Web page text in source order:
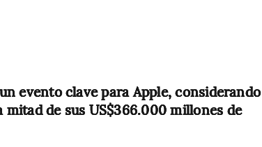
evento clave para Apple, considerando
de sus US$366.000 millones de